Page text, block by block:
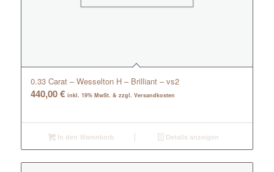
0.33 Carat – Wesselton H – Brilliant – vs2
440,00€ inkl. 19% MwSt. & zzgl. Versandkosten
In den Warenkorb Details anzeigen